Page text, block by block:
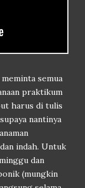
semua
praktikum
harus di tulis
nantinya
indah. Untuk
dan
(mungkin